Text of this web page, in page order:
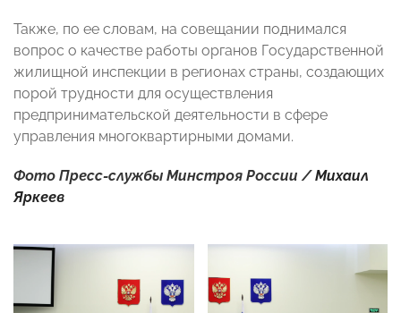
Также, по ее словам, на совещании поднимался
вопрос о качестве работы органов Государственной
жилищной инспекции в регионах страны, создающих
порой трудности для осуществления
предпринимательской деятельности в сфере
управления многоквартирными домами.
Фото Пресс-службы Минстроя России /Михаил
Яркеев